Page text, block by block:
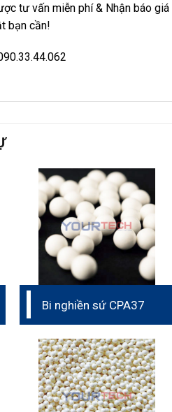
tư vấn miễn phí & Nhận báo giá
bạn cần!
Bi nghiền sứ CPA37